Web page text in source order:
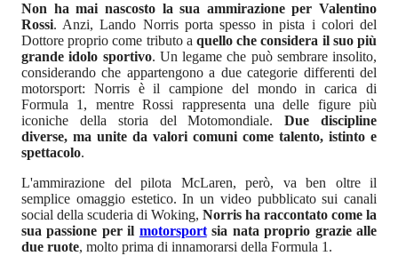
Non ha mai nascosto la sua ammirazione per Valentino
Rossi. Anzi, Lando Norris porta spesso in pista i colori del
Dottore proprio come tributo a quello che considera il suo più
grande idolo sportivo. Un legame che può sembrare insolito,
considerando che appartengono a due categorie differenti del
motorsport: Norris è il campione del mondo in carica di
Formula 1, mentre Rossi rappresenta una delle figure più
iconiche della storia del Motomondiale.Due discipline
diverse, ma unite da valori comuni come talento, istinto e
spettacolo.
L'ammirazione del pilota McLaren, però, va ben oltre il
semplice omaggio estetico. In un video pubblicato sui canali
social della scuderia di Woking, Norris ha raccontato come la
sua passione per il motorsportsia nata proprio grazie alle
due ruote, molto prima di innamorarsi della Formula 1.